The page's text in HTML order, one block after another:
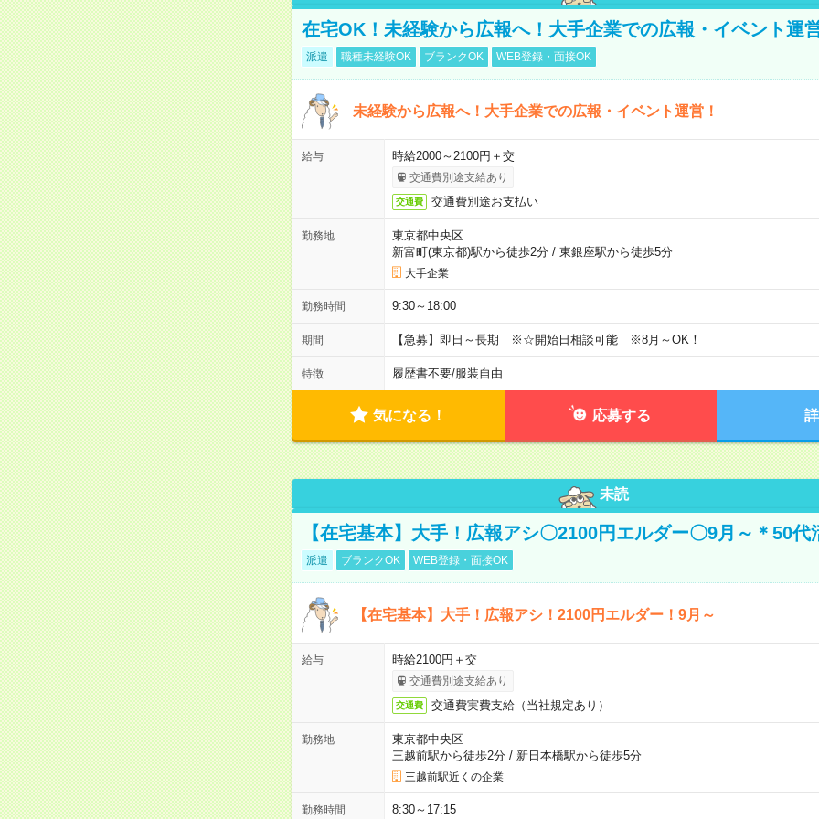
在宅OK！未経験から広報へ！大手企業での広報・イベント運
派遣 職種未経験OK ブランクOK WEB登録・面接OK
未経験から広報へ！大手企業での広報・イベント運営！
給与 時給2000～2100円＋交
交通費別途支給あり
交通費 交通費別途お支払い
勤務地
東京都中央区
新富町(東京都)駅から徒歩2分/ 東銀座駅から徒歩5分
大手企業
勤務時間 9:30～18:00
期間 【急募】即日～長期 ※☆開始日相談可能 ※8月～OK！
特徴 履歴書不要/服装自由
気になる！ 応募する
未読
【在宅基本】大手！広報アシ〇2100円エルダー〇9月～＊50代
派遣 ブランクOK WEB登録・面接OK
【在宅基本】大手！広報アシ！2100円エルダー！9月～
給与 時給2100円＋交
交通費別途支給あり
交通費 交通費実費支給（当社規定あり）
勤務地
東京都中央区
三越前駅から徒歩2分/ 新日本橋駅から徒歩5分
三越前駅近くの企業
勤務時間 8:30～17:15